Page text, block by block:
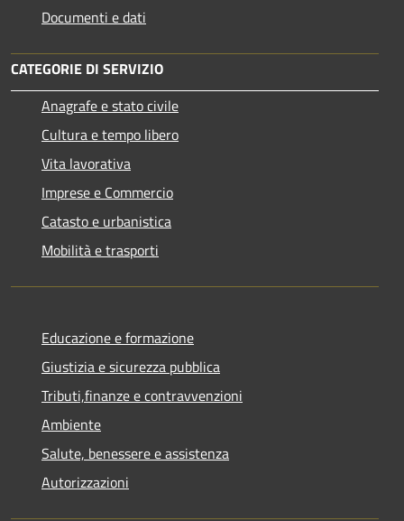
Documenti e dati
CATEGORIE DI SERVIZIO
Anagrafe e stato civile
Cultura e tempo libero
Vita lavorativa
Imprese e Commercio
Catasto e urbanistica
Mobilità e trasporti
Educazione e formazione
Giustizia e sicurezza pubblica
Tributi,finanze e contravvenzioni
Ambiente
Salute, benessere e assistenza
Autorizzazioni